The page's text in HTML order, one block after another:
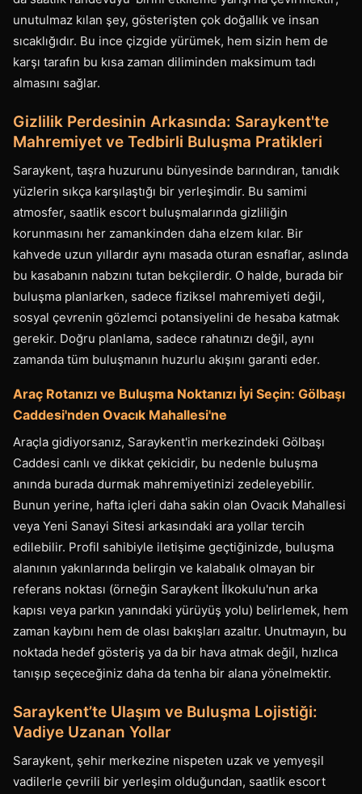
unutulmaz kılan şey, gösterişten çok doğallık ve insan
sıcaklığıdır. Bu ince çizgide yürümek, hem sizin hem de
karşı tarafın bu kısa zaman diliminden maksimum tadı
almasını sağlar.
Gizlilik Perdesinin Arkasında: Saraykent'te
Mahremiyet ve Tedbirli Buluşma Pratikleri
Saraykent, taşra huzurunu bünyesinde barındıran, tanıdık
yüzlerin sıkça karşılaştığı bir yerleşimdir. Bu samimi
atmosfer, saatlik escort buluşmalarında gizliliğin
korunmasını her zamankinden daha elzem kılar. Bir
kahvede uzun yıllardır aynı masada oturan esnaflar, aslında
bu kasabanın nabzını tutan bekçilerdir. O halde, burada bir
buluşma planlarken, sadece fiziksel mahremiyeti değil,
sosyal çevrenin gözlemci potansiyelini de hesaba katmak
gerekir. Doğru planlama, sadece rahatınızı değil, aynı
zamanda tüm buluşmanın huzurlu akışını garanti eder.
Araç Rotanızı ve Buluşma Noktanızı İyi Seçin: Gölbaşı
Caddesi'nden Ovacık Mahallesi'ne
Araçla gidiyorsanız, Saraykent'in merkezindeki Gölbaşı
Caddesi canlı ve dikkat çekicidir, bu nedenle buluşma
anında burada durmak mahremiyetinizi zedeleyebilir.
Bunun yerine, hafta içleri daha sakin olan Ovacık Mahallesi
veya Yeni Sanayi Sitesi arkasındaki ara yollar tercih
edilebilir. Profil sahibiyle iletişime geçtiğinizde, buluşma
alanının yakınlarında belirgin ve kalabalık olmayan bir
referans noktası (örneğin Saraykent İlkokulu'nun arka
kapısı veya parkın yanındaki yürüyüş yolu) belirlemek, hem
zaman kaybını hem de olası bakışları azaltır. Unutmayın, bu
noktada hedef gösteriş ya da bir hava atmak değil, hızlıca
tanışıp seçeceğiniz daha da tenha bir alana yönelmektir.
Saraykent’te Ulaşım ve Buluşma Lojistiği:
Vadiye Uzanan Yollar
Saraykent, şehir merkezine nispeten uzak ve yemyeşil
vadilerle çevrili bir yerleşim olduğundan, saatlik escort